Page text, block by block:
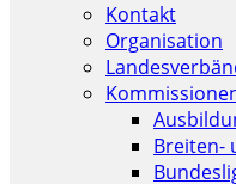
Kontakt
Organisation
Breiten-